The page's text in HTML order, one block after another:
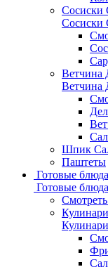
Сосиски
Сосиски
Ветчина
Ветчина
Шпик
Паштеты
Готовые блюда
Готовые блюда
Смотреть